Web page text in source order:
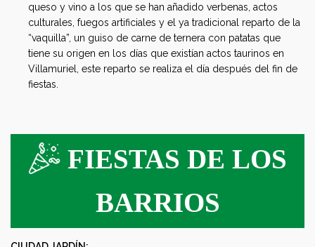
queso y vino a los que se han añadido verbenas, actos
culturales, fuegos artificiales y el ya tradicional reparto de la
“vaquilla”, un guiso de carne de ternera con patatas que
tiene su origen en los días que existían actos taurinos en
Villamuriel, este reparto se realiza el día después del fin de
fiestas.
FIESTAS DE LOS
BARRIOS